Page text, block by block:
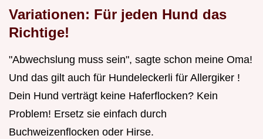
Variationen: Für jeden Hund das
Richtige!
"Abwechslung muss sein", sagte schon meine Oma!
Und das gilt auch für Hundeleckerli für Allergiker !
Dein Hund verträgt keine Haferflocken? Kein
Problem! Ersetz sie einfach durch
Buchweizenflocken oder Hirse.